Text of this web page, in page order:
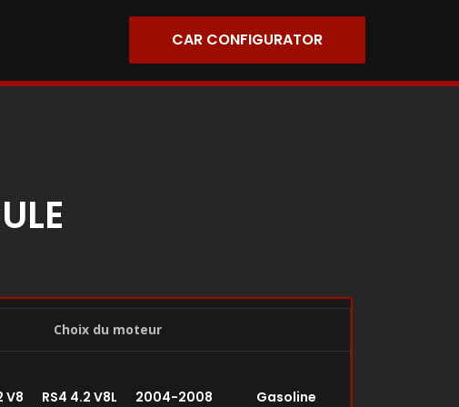
CAR CONFIGURATOR
Choix du moteur
V8 RS4 4.2 V8L 2004-2008 Gasoline